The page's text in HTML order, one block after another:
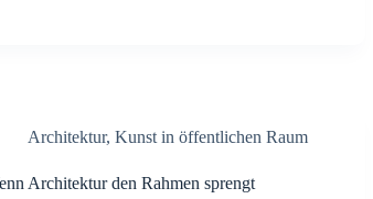
Architektur,Kunst in öffentlichen Raum
Architektur den Rahmen sprengt